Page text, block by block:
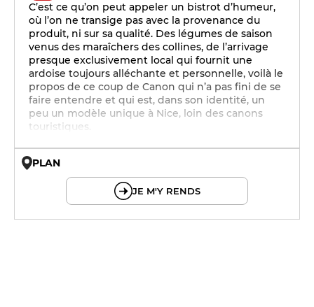
C’est ce qu’on peut appeler un bistrot d’humeur,
où l’on ne transige pas avec la provenance du
produit, ni sur sa qualité. Des légumes de saison
venus des maraîchers des collines, de l’arrivage
presque exclusivement local qui fournit une
ardoise toujours alléchante et personnelle, voilà le
propos de ce coup de Canon qui n’a pas fini de se
faire entendre et qui est, dans son identité, un
peu un modèle unique à Nice, loin des canons
touristiques.
PLAN
JE M'Y RENDS